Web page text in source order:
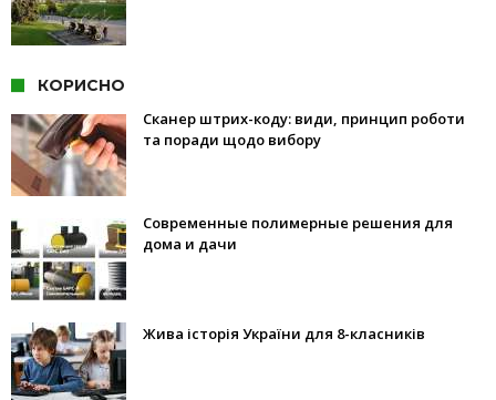
КОРИСНО
Сканер штрих-коду: види, принцип роботи
та поради щодо вибору
Современные полимерные решения для
дома и дачи
Жива історія України для 8-класників